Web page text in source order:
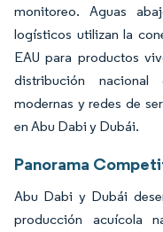
monitoreo. Aguas
logísticos utilizan la
EAU para productos
distribución nacional
modernas y redes de
en Abu Dabi y Dubái.
Panorama
Abu Dabi y Dubái
producción acuícola